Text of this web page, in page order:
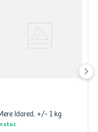
Idared, +/- 1 kg
In stoc